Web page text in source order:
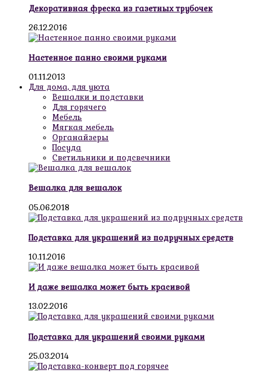
Декоративная фреска из газетных трубочек
26.12.2016
Настенное панно своими руками
01.11.2013
Для дома, для уюта
Вешалки и подставки
Для горячего
Мебель
Мягкая мебель
Органайзеры
Посуда
Светильники и подсвечники
Вешалка для вешалок
05.06.2018
Подставка для украшений из подручных средств
10.11.2016
И даже вешалка может быть красивой
13.02.2016
Подставка для украшений своими руками
25.03.2014